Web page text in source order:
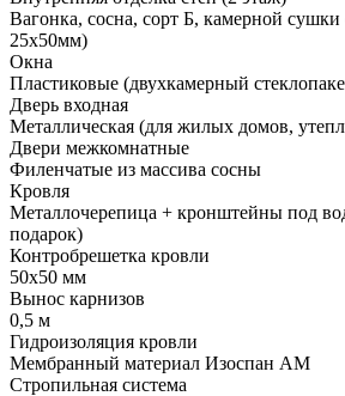
Вагонка, сосна, сорт Б, камерной
25х50мм)
Окна
Пластиковые (двухкамерный
Дверь входная
Металлическая (для жилых домов,
Двери межкомнатные
Филенчатые из массива сосны
Кровля
Металлочерепица + кронштейны под
подарок)
Контробрешетка кровли
50х50 мм
Вынос карнизов
0,5 м
Гидроизоляция кровли
Мембранный материал Изоспан АМ
Стропильная система